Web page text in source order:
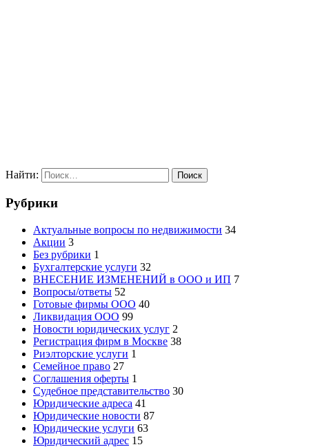
Найти:
Рубрики
Актуальные вопросы по недвижимости 34
Акции 3
Без рубрики 1
Бухгалтерские услуги 32
ВНЕСЕНИЕ ИЗМЕНЕНИЙ в ООО и ИП 7
Вопросы/ответы 52
Готовые фирмы ООО 40
Ликвидация ООО 99
Новости юридических услуг 2
Регистрация фирм в Москве 38
Риэлторские услуги 1
Семейное право 27
Соглашения оферты 1
Судебное представительство 30
Юридические адреса 41
Юридические новости 87
Юридические услуги 63
Юридический адрес 15